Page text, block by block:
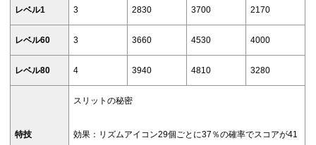
レベル1 3 2830 3700 2170
レベル60 3 3660 4530 4000
レベル80 4 3940 4810 3280
特技
スリットの秘密
効果：リズムアイコン29個ごとに37％の確率でスコアが41